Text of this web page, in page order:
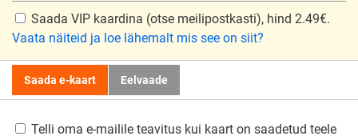
Saada VIP kaardina (otse meilipostkasti), hind 2.49€.
Vaata näiteid ja loe lähemalt mis see on siit?
Saada e-kaart Eelvaade
Telli oma e-mailile teavitus kui kaart on saadetud teele